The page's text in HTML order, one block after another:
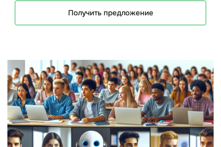
Получить предложение